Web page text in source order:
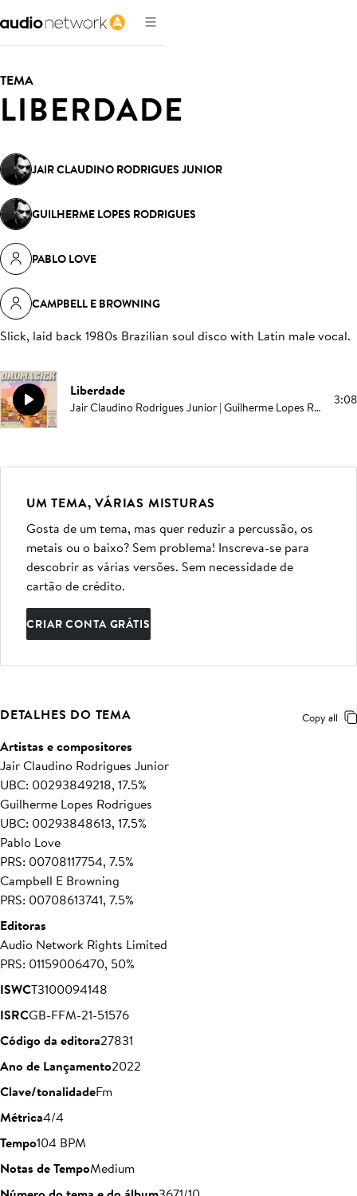
TEMA
LIBERDADE
JAIR CLAUDINO RODRIGUES JUNIOR
GUILHERME LOPES RODRIGUES
PABLO LOVE
CAMPBELL E BROWNING
Slick, laid back 1980s Brazilian soul disco with Latin male vocal.
Liberdade
Jair Claudino Rodrigues Junior | Guilherme Lopes Rodrigues | Pablo Love | Campbell E Browning 3:08
UM TEMA, VÁRIAS MISTURAS
Gosta de um tema, mas quer reduzir a percussão, os
metais ou o baixo? Sem problema! Inscreva-se para
descobrir as várias versões. Sem necessidade de
cartão de crédito.
CRIAR CONTA GRÁTIS
DETALHES DO TEMA Copy all
Artistas e compositores
Jair Claudino Rodrigues Junior
UBC: 00293849218, 17.5%
Guilherme Lopes Rodrigues
UBC: 00293848613, 17.5%
Pablo Love
PRS: 00708117754, 7.5%
Campbell E Browning
PRS: 00708613741, 7.5%
Editoras
Audio Network Rights Limited
PRS: 01159006470, 50%
ISWCT3100094148
ISRCGB-FFM-21-51576
Código da editora27831
Ano de Lançamento2022
Clave/tonalidadeFm
Métrica4/4
Tempo104 BPM
Notas de TempoMedium